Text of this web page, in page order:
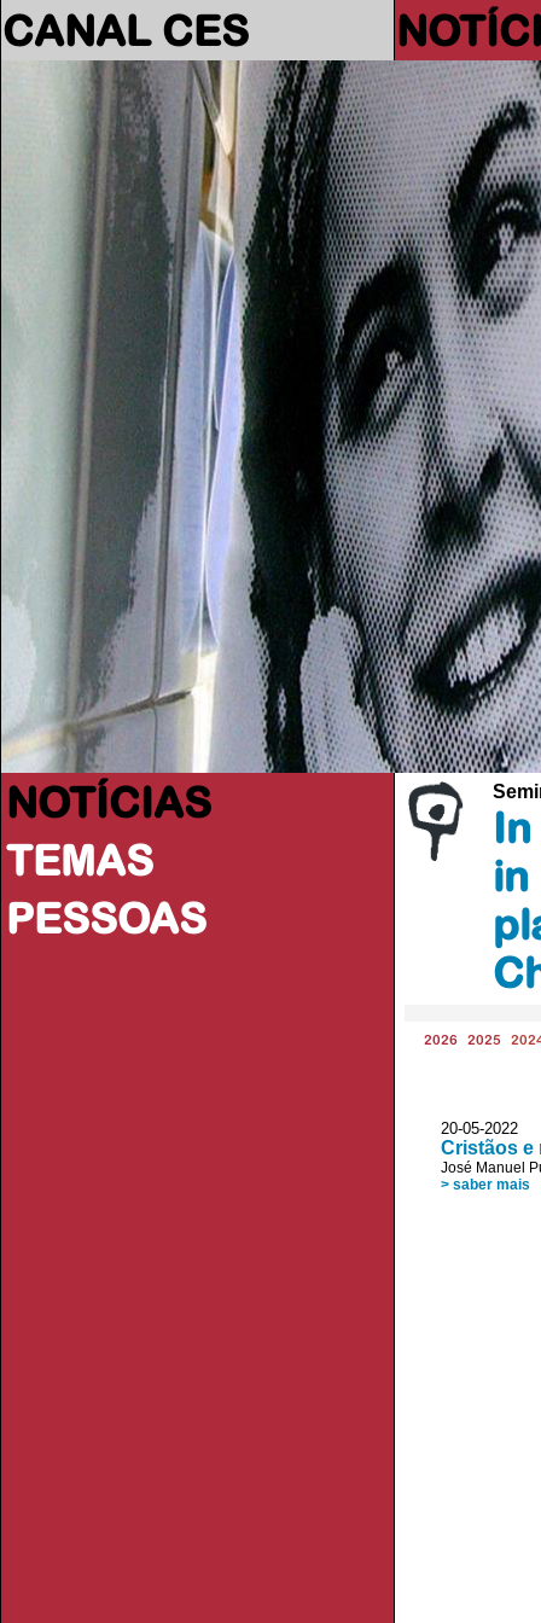
CANAL CES
NOTÍCIAS
TEMAS
PESSOAS
in
2026 2025
20-05-
Cristãos e
José Manuel
> saber mais